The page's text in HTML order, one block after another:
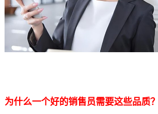
为什么一个好的销售员需要这些品质？